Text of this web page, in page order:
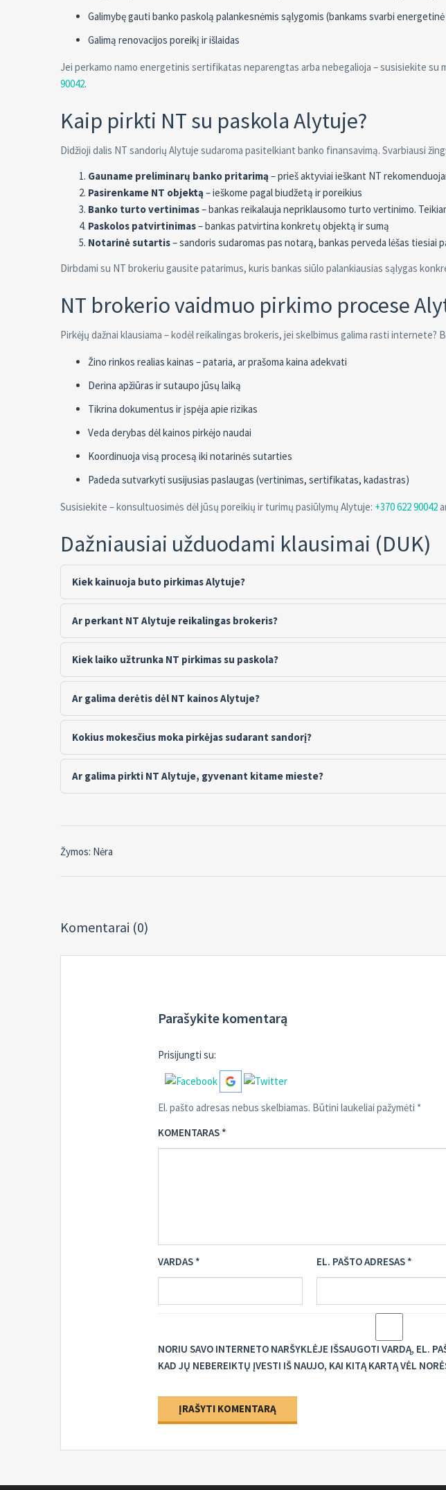
Galimybę gauti banko paskolą palankesnėmis sąlygomis (bankams svarbi energetinė
Galimą renovacijos poreikį ir išlaidas
Jei perkamo namo energetinis sertifikatas neparengtas arba nebegalioja – susisiekite su
90042.
Kaip pirkti NT su paskola Alytuje?
Didžioji dalis NT sandorių Alytuje sudaroma pasitelkiant banko finansavimą. Svarbiausi
Gauname preliminarų banko pritarimą – prieš aktyviai ieškant NT
Pasirenkame NT objektą – ieškome pagal biudžetą ir poreikius
Banko turto vertinimas– bankas reikalauja nepriklausomo turto vertinimo.
Paskolos patvirtinimas– bankas patvirtina konkretų objektą ir sumą
Notarinė sutartis– sandoris sudaromas pas notarą, bankas perveda lėšas tiesiai
Dirbdami su NT brokeriu gausite patarimus, kuris bankas siūlo palankiausias sąlygas
NT brokerio vaidmuo pirkimo procese
Pirkėjų dažnai klausiama – kodėl reikalingas brokeris, jei skelbimus galima rasti internete?
Žino rinkos realias kainas – pataria, ar prašoma kaina adekvati
Derina apžiūras ir sutaupo jūsų laiką
Tikrina dokumentus ir įspėja apie rizikas
Veda derybas dėl kainos pirkėjo naudai
Koordinuoja visą procesą iki notarinės sutarties
Padeda sutvarkyti susijusias paslaugas (vertinimas, sertifikatas, kadastras)
Susisiekite – konsultuosimės dėl jūsų poreikių ir turimų pasiūlymų Alytuje: +370 622 90042
Dažniausiai užduodami klausimai (DUK)
Kiek kainuoja buto pirkimas Alytuje?
Ar perkant NT Alytuje reikalingas brokeris?
Kiek laiko užtrunka NT pirkimas su paskola?
Ar galima derėtis dėl NT kainos Alytuje?
Kokius mokesčius moka pirkėjas sudarant sandorį?
Ar galima pirkti NT Alytuje, gyvenant kitame mieste?
Žymos: Nėra
Komentarai (0)
Parašykite komentarą
Prisijungti su:
El. pašto adresas nebus skelbiamas. Būtini laukeliai pažymėti *
KOMENTARAS *
VARDAS * EL. PAŠTO ADRESAS *
NORIU SAVO INTERNETO NARŠYKLĖJE IŠSAUGOTI VARDĄ, EL.
KAD JŲ NEBEREIKTŲ ĮVESTI IŠ NAUJO, KAI KITĄ KARTĄ VĖL